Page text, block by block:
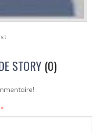
STORY (0)
*